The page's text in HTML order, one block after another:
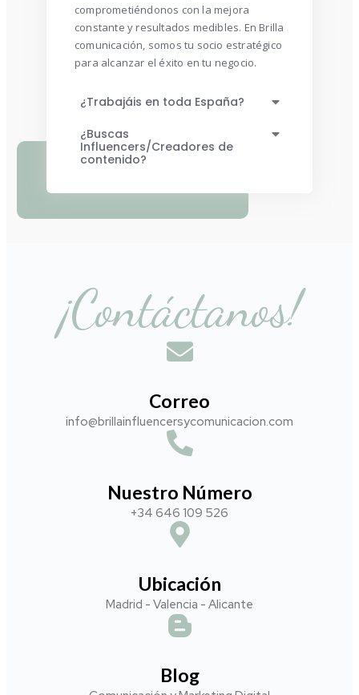
comprometiéndonos con la mejora
constante y resultados medibles. En Brilla
comunicación, somos tu socio estratégico
para alcanzar el éxito en tu negocio.
¿Trabajáis en toda España?
¿Buscas
Influencers/Creadores de
contenido?
¡Contáctanos!
Correo
info@brillainfluencersycomunicacion.com​
Nuestro Número
+34 646 109 526
Ubicación
Madrid - Valencia - Alicante
Blog